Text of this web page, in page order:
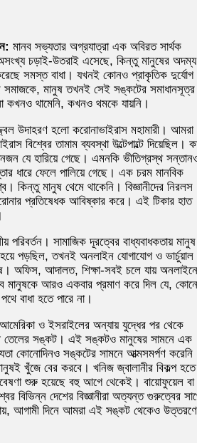
মানব সভ্যতার অগ্রযাত্রা এক অবিরত সার্থক
চড়াই-উতরাই এসেছে, কিন্তু মানুষের অদম্য
সমস্ত বাধা। যখনই কোনও প্রাকৃতিক দুর্যোগ
সমাজকে, মানুষ তখনই সেই সঙ্কটের সমাধানসূত্র
থামেনি, কখনও থমকে যায়নি।
উদাহরণ হলো করোনাভাইরাস মহামারী। আমরা
বিশ্বের তামাম ব্যবস্থা উল্টেপাল্টে দিয়েছিল।
যে হারিয়ে গেছে। এমনকি ভীতিগ্রস্থ
ধারে ফেলে পালিয়ে গেছে। এক চরম মানবিক
কিন্তু মানুষ থেমে থাকেনি। বিজ্ঞানীদের নিরলস
প্রতিষেধক আবিষ্কার করে। এই টিকার হাত
পরিবর্তন। সামাজিক দূরত্বের বাধ্যবাধকতায় মানুষ
পড়ছিল, তখনই অনলাইন যোগাযোগ ও ভার্চুয়াল
অফিস, আদালত, শিক্ষা-সবই চলে যায়
আরও একবার প্রমাণ করে দিল যে,
বাধা হতে পারে না।
ও ইসরাইলের অন্যায় যুদ্ধের পর থেকে
তেলের সঙ্কট। এই সঙ্কটও মানুষের সামনে এক
কোনোদিনও সঙ্কটের সামনে আত্মসমর্পণ
খুঁজে বের করবে। খনিজ জ্বালানীর বিকল্প হতে
শুরু হয়েছে বহু আগে থেকেই। বায়োফুয়েল বা
বিভিন্ন দেশের বিজ্ঞানীরা অত্যন্ত গুরুত্বের
আগামী দিনে আমরা এই সঙ্কট থেকেও